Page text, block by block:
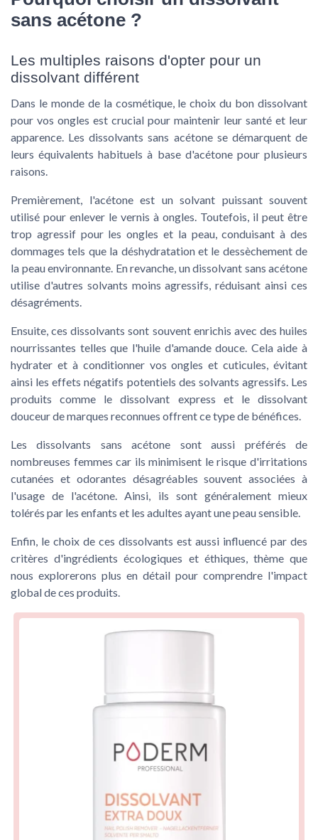
sans acétone ?
Les multiples raisons d'opter pour un
dissolvant différent
Dans le monde de la cosmétique, le choix du bon dissolvant
pour vos ongles est crucial pour maintenir leur santé et leur
apparence. Les dissolvants sans acétone se démarquent de
leurs équivalents habituels à base d'acétone pour plusieurs
raisons.
Premièrement, l'acétone est un solvant puissant souvent
utilisé pour enlever le vernis à ongles. Toutefois, il peut être
trop agressif pour les ongles et la peau, conduisant à des
dommages tels que la déshydratation et le dessèchement de
la peau environnante. En revanche, un dissolvant sans acétone
utilise d'autres solvants moins agressifs, réduisant ainsi ces
désagréments.
Ensuite, ces dissolvants sont souvent enrichis avec des huiles
nourrissantes telles que l'huile d'amande douce. Cela aide à
hydrater et à conditionner vos ongles et cuticules, évitant
ainsi les effets négatifs potentiels des solvants agressifs. Les
produits comme le dissolvant express et le dissolvant
douceur de marques reconnues offrent ce type de bénéfices.
Les dissolvants sans acétone sont aussi préférés de
nombreuses femmes car ils minimisent le risque d'irritations
cutanées et odorantes désagréables souvent associées à
l'usage de l'acétone. Ainsi, ils sont généralement mieux
tolérés par les enfants et les adultes ayant une peau sensible.
Enfin, le choix de ces dissolvants est aussi influencé par des
critères d'ingrédients écologiques et éthiques, thème que
nous explorerons plus en détail pour comprendre l'impact
global de ces produits.